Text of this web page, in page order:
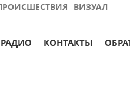
ВИЗУАЛ
РАДИО КОНТАКТЫ